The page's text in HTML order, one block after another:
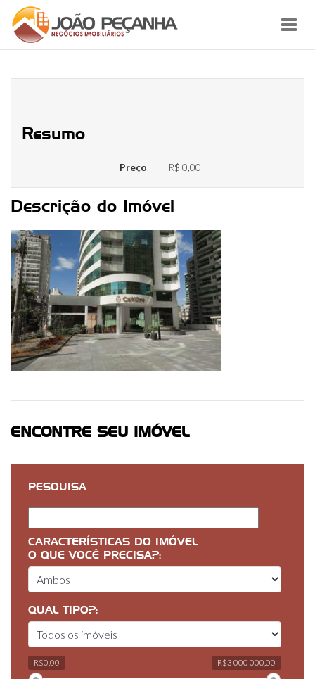
Resumo
Preço R$ 0,00
Descrição do Imóvel
ENCONTRE SEU IMÓVEL
PESQUISA
CARACTERÍSTICAS DO IMÓVEL
O QUE VOCÊ PRECISA?:
QUAL TIPO?:
R$0,00 R$3 000 000,00